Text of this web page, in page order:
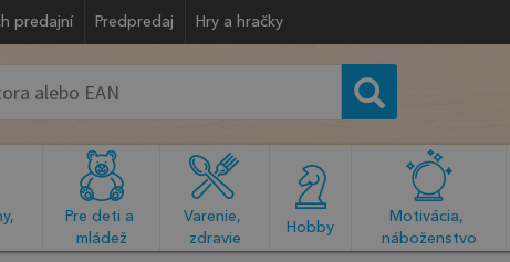
predajní Predpredaj Hry a hračky
Pre deti a
mládež
Varenie,
zdravie
Hobby
Motivácia,
náboženstvo